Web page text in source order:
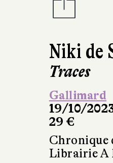
Niki de
Traces
Gallimard
19/10/
29 €
Chronique
Librairie A